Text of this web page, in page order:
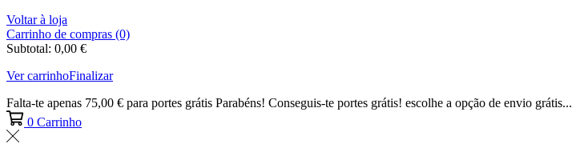
Voltar à loja
Carrinho de compras (0)
Subtotal: 0,00 €
Ver carrinhoFinalizar
Falta-te apenas 75,00 € para portes grátis Parabéns! Conseguis-te portes grátis! escolhe a opção de envio grátis...
0 Carrinho